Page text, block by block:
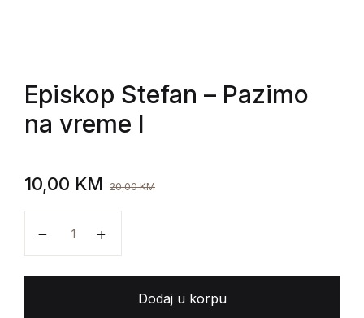
Episkop Stefan – Pazimo
na vreme I
10,00 KM 20,00KM
Dodaj u korpu